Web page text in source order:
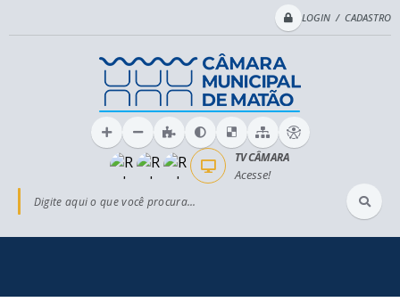
LOGIN / CADASTRO
Digite aqui o que você procura...
TV CÂMARA
Acesse!